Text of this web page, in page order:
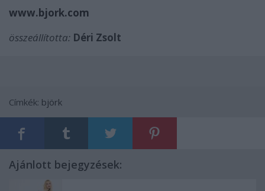
www.bjork.com
összeállította: Déri Zsolt
Címkék: björk
Ajánlott bejegyzések: